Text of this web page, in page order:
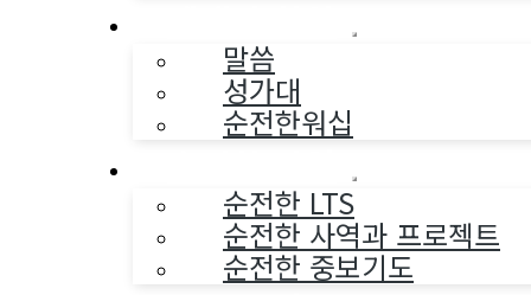
말씀
성가대
순전한워십
순전한 LTS
순전한 사역과 프로젝트
순전한 중보기도